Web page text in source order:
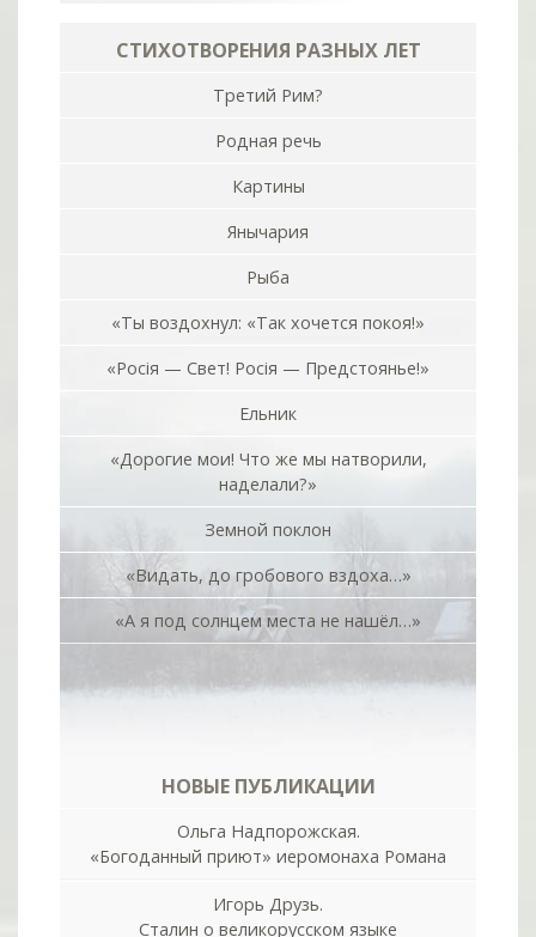
СТИХОТВОРЕНИЯ РАЗНЫХ ЛЕТ
Третий Рим?
Родная речь
Картины
Янычария
Рыба
«Ты воздохнул: «Так хочется покоя!»
«Росiя — Свет! Росiя — Предстоянье!»
Ельник
«Дорогие мои! Что же мы натворили,
наделали?»
Земной поклон
«Видать, до гробового вздоха…»
«А я под солнцем места не нашёл…»
НОВЫЕ ПУБЛИКАЦИИ
Ольга Надпорожская.
«Богоданный приют» иеромонаха Романа
Игорь Друзь.
Сталин о великорусском языке